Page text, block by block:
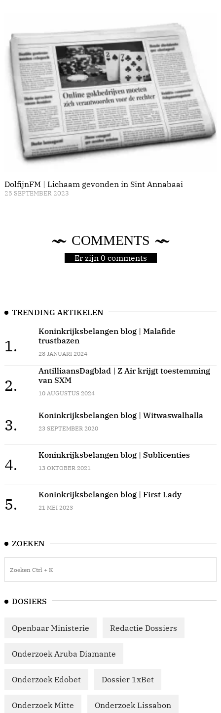
DolfijnFM | Lichaam gevonden in Sint Annabaai
25 SEPTEMBER 2023
COMMENTS
Er zijn 0 comments
TRENDING ARTIKELEN
1.
Koninkrijksbelangen blog | Malafide
trustbazen
28 JANUARI 2024
2.
AntilliaansDagblad | Z Air krijgt toestemming
van SXM
10 AUGUSTUS 2024
3.
Koninkrijksbelangen blog | Witwaswalhalla
23 SEPTEMBER 2020
4.
Koninkrijksbelangen blog | Sublicenties
13 OKTOBER 2021
5.
Koninkrijksbelangen blog | First Lady
21 MEI 2023
ZOEKEN
DOSIERS
Openbaar Ministerie Redactie Dossiers
Onderzoek Aruba Diamante
Onderzoek Edobet Dossier 1xBet
Onderzoek Mitte Onderzoek Lissabon